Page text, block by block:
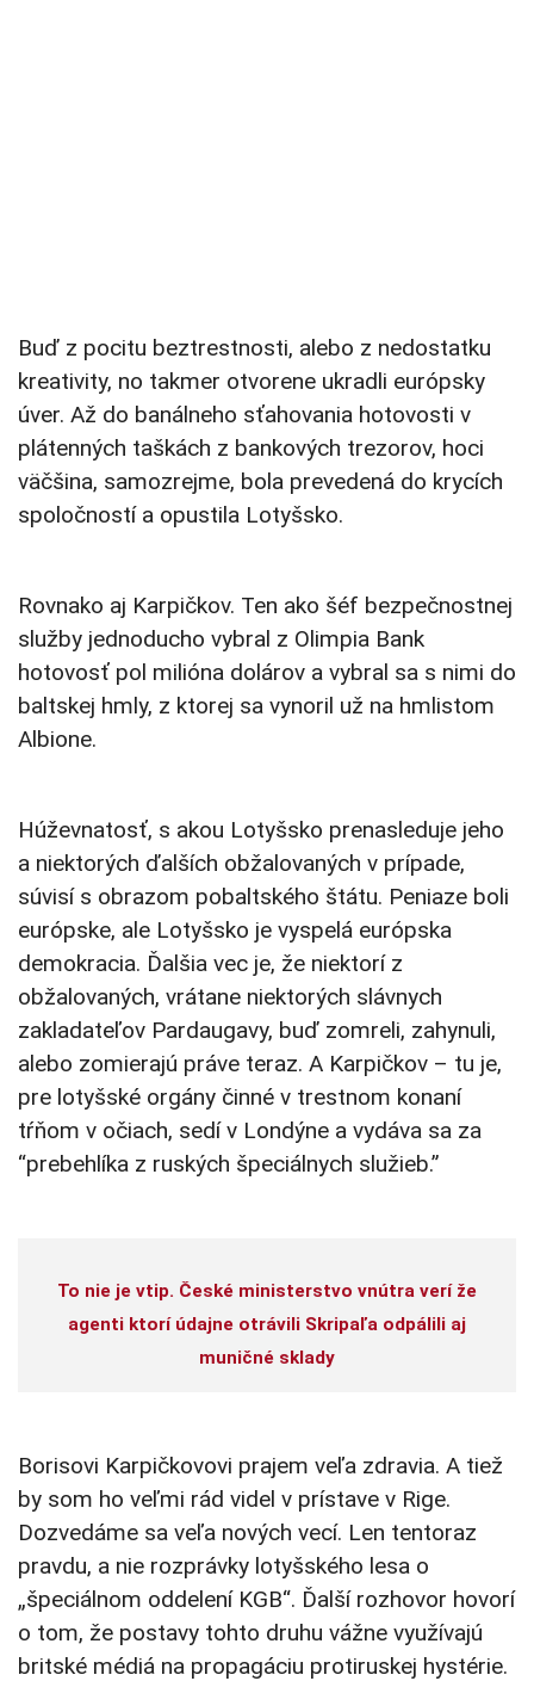
Buď z pocitu beztrestnosti, alebo z nedostatku
kreativity, no takmer otvorene ukradli európsky
úver. Až do banálneho sťahovania hotovosti v
plátenných taškách z bankových trezorov, hoci
väčšina, samozrejme, bola prevedená do krycích
spoločností a opustila Lotyšsko.
Rovnako aj Karpičkov. Ten ako šéf bezpečnostnej
služby jednoducho vybral z Olimpia Bank
hotovosť pol milióna dolárov a vybral sa s nimi do
baltskej hmly, z ktorej sa vynoril už na hmlistom
Albione.
Húževnatosť, s akou Lotyšsko prenasleduje jeho
a niektorých ďalších obžalovaných v prípade,
súvisí s obrazom pobaltského štátu. Peniaze boli
európske, ale Lotyšsko je vyspelá európska
demokracia. Ďalšia vec je, že niektorí z
obžalovaných, vrátane niektorých slávnych
zakladateľov Pardaugavy, buď zomreli, zahynuli,
alebo zomierajú práve teraz. A Karpičkov – tu je,
pre lotyšské orgány činné v trestnom konaní
tŕňom v očiach, sedí v Londýne a vydáva sa za
“prebehlíka z ruských špeciálnych služieb.”
To nie je vtip. České ministerstvo vnútra verí že
agenti ktorí údajne otrávili Skripaľa odpálili aj
muničné sklady
Borisovi Karpičkovovi prajem veľa zdravia. A tiež
by som ho veľmi rád videl v prístave v Rige.
Dozvedáme sa veľa nových vecí. Len tentoraz
pravdu, a nie rozprávky lotyšského lesa o
„špeciálnom oddelení KGB“. Ďalší rozhovor hovorí
o tom, že postavy tohto druhu vážne využívajú
britské médiá na propagáciu protiruskej hystérie.